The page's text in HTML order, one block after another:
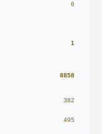
6
1
8858
382
495